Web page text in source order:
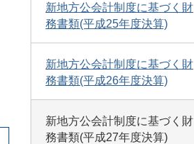
新地方公会計制度に基づく財
務書類(平成25年度決算)
新地方公会計制度に基づく財
務書類(平成26年度決算)
新地方公会計制度に基づく財
務書類(平成27年度決算)